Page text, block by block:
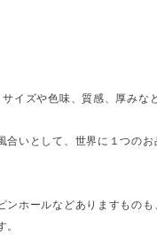
イズや色味、質感、厚みな
いとして、世界に１つのお
ンホールなどありますものも